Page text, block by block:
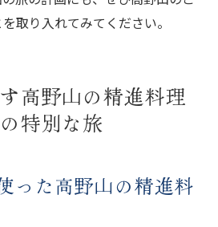
取り入れてみてください。
高野山の精進料理
特別な旅
った高野山の精進料